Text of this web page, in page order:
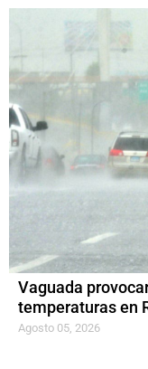
Vaguada
temperaturas en
Agosto 05, 2026